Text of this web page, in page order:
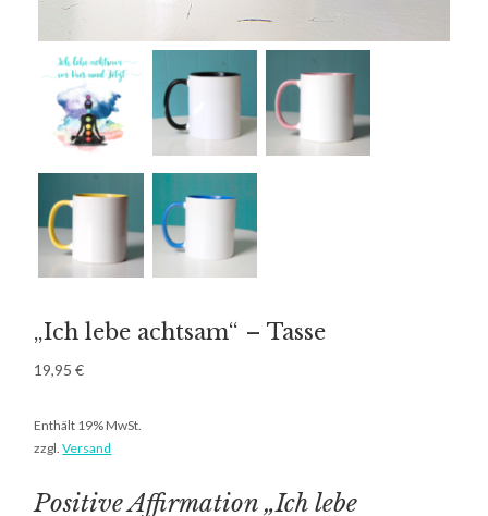
„Ich lebe achtsam“ – Tasse
19,95€
Enthält 19% MwSt.
zzgl.Versand
Positive Affirmation „Ich lebe